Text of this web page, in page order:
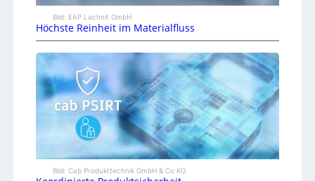
Bild: EAP Lachnit GmbH
Höchste Reinheit im Materialfluss
Bild: Cab Produkttechnik GmbH & Co KG